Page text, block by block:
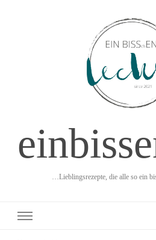
…Lieblingsrezepte, die alle so ein